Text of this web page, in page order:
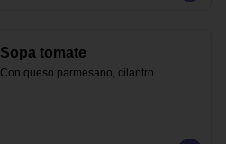
Sopa tomate
Con queso parmesano, cilantro.